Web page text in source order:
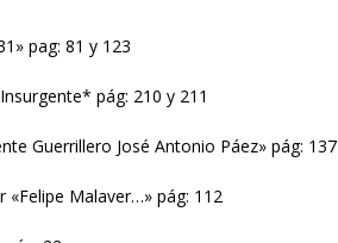
pag: 81 y 123
pág: 210 y 211
Guerrillero José Antonio Páez» pág: 137
«Felipe Malaver…» pág: 112